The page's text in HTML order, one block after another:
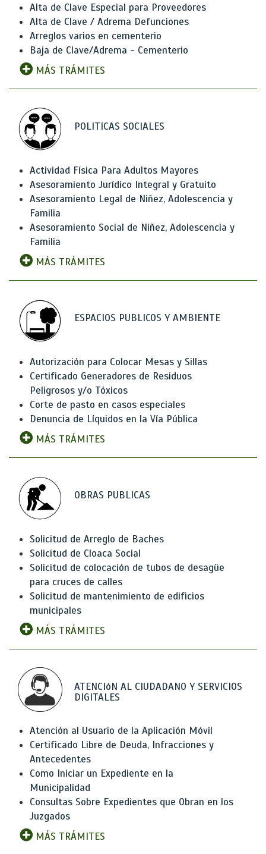
Alta de Clave Especial para Proveedores
Alta de Clave / Adrema Defunciones
Arreglos varios en cementerio
Baja de Clave/Adrema - Cementerio
MÁS TRÁMITES
POLITICAS SOCIALES
Actividad Física Para Adultos Mayores
Asesoramiento Jurídico Integral y Gratuito
Asesoramiento Legal de Niñez, Adolescencia y
Familia
Asesoramiento Social de Niñez, Adolescencia y
Familia
MÁS TRÁMITES
ESPACIOS PUBLICOS Y AMBIENTE
Autorización para Colocar Mesas y Sillas
Certificado Generadores de Residuos
Peligrosos y/o Tóxicos
Corte de pasto en casos especiales
Denuncia de Líquidos en la Vía Pública
MÁS TRÁMITES
OBRAS PUBLICAS
Solicitud de Arreglo de Baches
Solicitud de Cloaca Social
Solicitud de colocación de tubos de desagüe
para cruces de calles
Solicitud de mantenimiento de edificios
municipales
MÁS TRÁMITES
ATENCIóN AL CIUDADANO Y SERVICIOS
DIGITALES
Atención al Usuario de la Aplicación Móvil
Certificado Libre de Deuda, Infracciones y
Antecedentes
Como Iniciar un Expediente en la
Municipalidad
Consultas Sobre Expedientes que Obran en los
Juzgados
MÁS TRÁMITES